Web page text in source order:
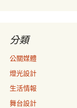
分類
公關媒體
燈光設計
生活情報
舞台設計